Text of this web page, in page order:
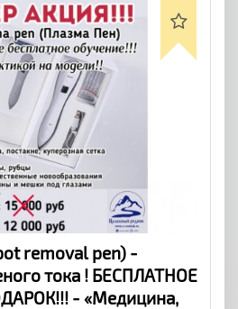
removal pen) -
тока ! БЕСПЛАТНОЕ
- «Медицина,